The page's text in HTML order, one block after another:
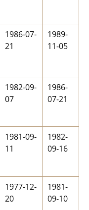
1986-07-
21
1989-
11-05
1982-09-
07
1986-
07-21
1981-09-
11
1982-
09-16
1977-12-
20
1981-
09-10